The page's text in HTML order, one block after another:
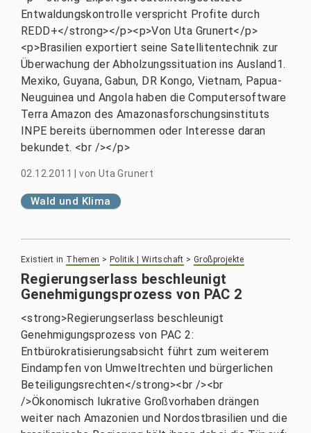
Entwaldungskontrolle verspricht Profite durch
REDD+</strong></p><p>Von Uta Grunert</p>
<p>Brasilien exportiert seine Satellitentechnik zur
Überwachung der Abholzungssituation ins Ausland1.
Mexiko, Guyana, Gabun, DR Kongo, Vietnam, Papua-
Neuguinea und Angola haben die Computersoftware
Terra Amazon des Amazonasforschungsinstituts
INPE bereits übernommen oder Interesse daran
bekundet. <br /></p>
02.12.2011 |von Uta Grunert
Wald und Klima
Existiert in Themen > Politik | Wirtschaft >Großprojekte
Regierungserlass beschleunigt
Genehmigungsprozess von PAC 2
<strong>Regierungserlass beschleunigt
Genehmigungsprozess von PAC 2:
Entbürokratisierungsabsicht führt zum weiterem
Eindampfen von Umweltrechten und bürgerlichen
Beteiligungsrechten</strong><br /><br
/>Ökonomisch lukrative Großvorhaben drängen
weiter nach Amazonien und Nordostbrasilien und die